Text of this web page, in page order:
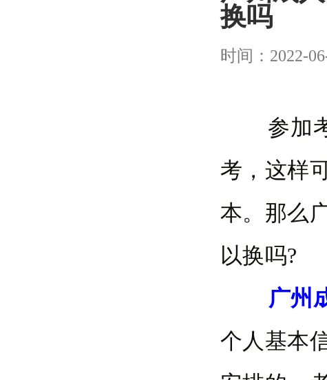
换吗
时间：2022-
参加考
考，这样
本。那么
以换吗?
广州
个人基本